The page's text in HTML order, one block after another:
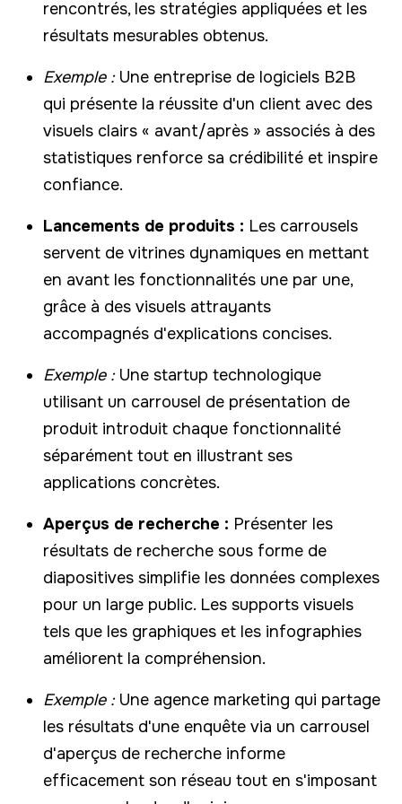
rencontrés, les stratégies appliquées et les
résultats mesurables obtenus.
Exemple :Une entreprise de logiciels B2B
qui présente la réussite d'un client avec des
visuels clairs « avant/après » associés à des
statistiques renforce sa crédibilité et inspire
confiance.
Lancements de produits : Les carrousels
servent de vitrines dynamiques en mettant
en avant les fonctionnalités une par une,
grâce à des visuels attrayants
accompagnés d'explications concises.
Exemple :Une startup technologique
utilisant un carrousel de présentation de
produit introduit chaque fonctionnalité
séparément tout en illustrant ses
applications concrètes.
Aperçus de recherche : Présenter les
résultats de recherche sous forme de
diapositives simplifie les données complexes
pour un large public. Les supports visuels
tels que les graphiques et les infographies
améliorent la compréhension.
Exemple :Une agence marketing qui partage
les résultats d'une enquête via un carrousel
d'aperçus de recherche informe
efficacement son réseau tout en s'imposant